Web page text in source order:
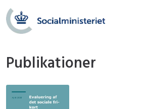
Publikationer